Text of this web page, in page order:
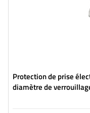
Protection de prise
diamètre de